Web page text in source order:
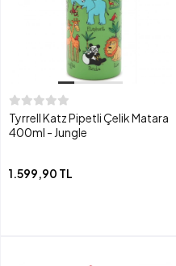
Tyrrell Katz Pipetli Çelik Matara
400ml - Jungle
1.599,90 TL